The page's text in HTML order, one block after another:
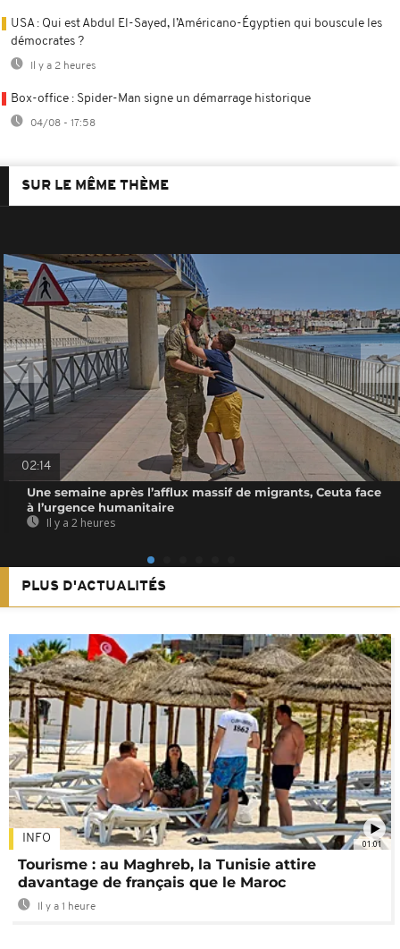
USA : Qui est Abdul El-Sayed, l’Américano-Égyptien qui bouscule les
démocrates ?
Il y a 2 heures
Box-office : Spider-Man signe un démarrage historique
04/08 - 17:58
SUR LE MÊME THÈME
02:14
Une semaine après l’afflux massif de migrants, Ceuta face
à l’urgence humanitaire
Il y a 2 heures
PLUS D'ACTUALITÉS
01:01
INFO
Tourisme : au Maghreb, la Tunisie attire
davantage de français que le Maroc
Il y a 1 heure